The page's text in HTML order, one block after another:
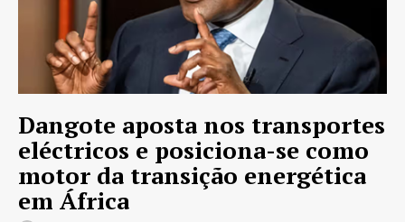
Dangote aposta nos transportes
eléctricos e posiciona-se como
motor da transição energética
em África